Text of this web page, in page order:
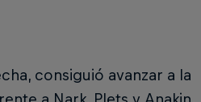
consiguió avanzar a la